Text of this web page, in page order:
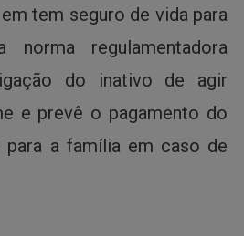
tem seguro de vida para
regulamentadora
do inativo de agir
e prevê o pagamento do
a família em caso de